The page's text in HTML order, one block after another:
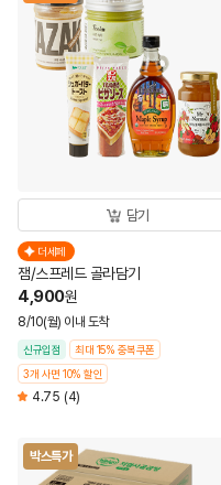
담기
더세페
잼/스프레드 골라담기
4,900원
8/10(월) 이내 도착
신규입점
최대 15% 중복쿠폰
3개 사면 10% 할인
4.75 (4)
박스특가